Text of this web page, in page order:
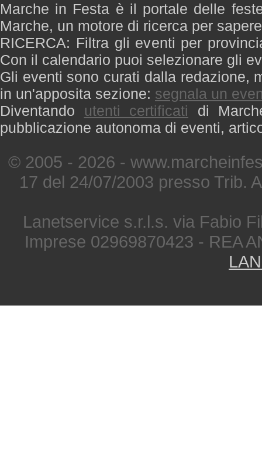
Marche in Festa è il portale delle
Marche, un motore di ricerca per
RICERCA: Filtra gli eventi per
Con il calendario puoi selezionare gli
Gli eventi sono curati dalla redazione,
in un'apposita sezione: segnala un
Diventando utenti certificati di
pubblicazione autonoma di eventi,
© 2005 - 2026 -
17 del 24/07/2003 presso Trib.
Lanetservice s.r.l.s. via Fabio
Imprese 02969870423 - REA